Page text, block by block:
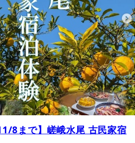
8まで】嵯峨水尾 古民家宿